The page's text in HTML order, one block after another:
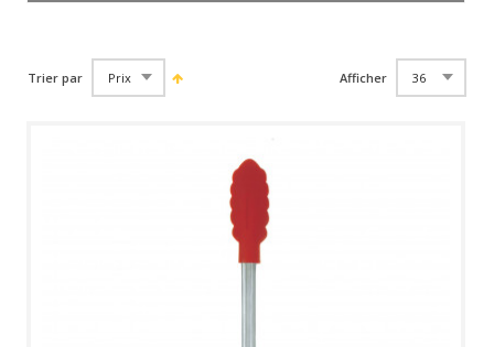
Trier par Afficher